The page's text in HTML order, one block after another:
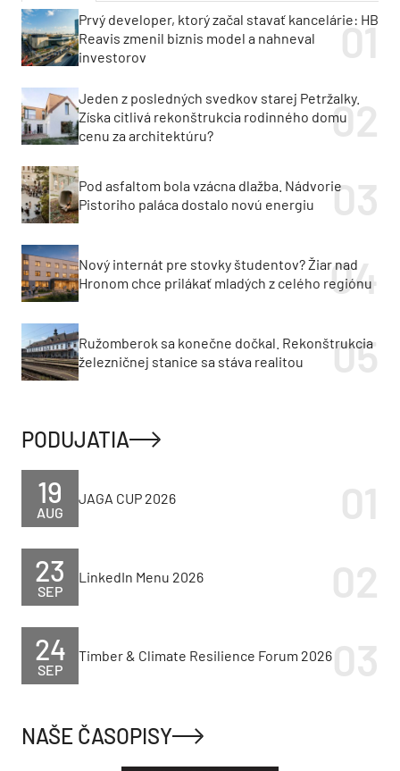
Prvý developer, ktorý začal stavať kancelárie: HB
Reavis zmenil biznis model a nahneval
investorov
Jeden z posledných svedkov starej Petržalky.
Získa citlivá rekonštrukcia rodinného domu
cenu za architektúru?
Pod asfaltom bola vzácna dlažba. Nádvorie
Pistoriho paláca dostalo novú energiu
Nový internát pre stovky študentov? Žiar nad
Hronom chce prilákať mladých z celého regiónu
Ružomberok sa konečne dočkal. Rekonštrukcia
železničnej stanice sa stáva realitou
PODUJATIA
AUG
19 JAGA CUP 2026
SEP
23 LinkedIn Menu 2026
SEP
24 Timber & Climate Resilience Forum 2026
NAŠE ČASOPISY